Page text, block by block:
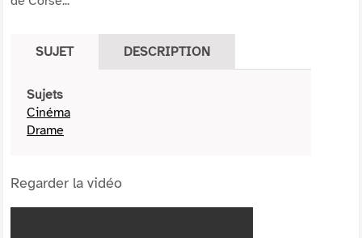
SUJET DESCRIPTION
Sujets
Cinéma
Drame
Regarder la vidéo